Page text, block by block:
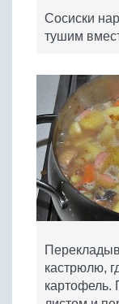
Сосиски
тушим
кастрюлю,